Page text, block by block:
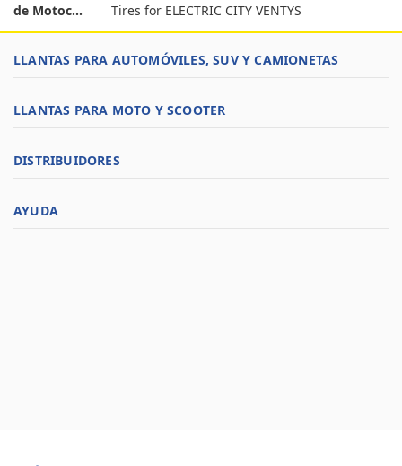
de Motoc...
Tires for ELECTRIC CITY VENTYS
LLANTAS PARA AUTOMÓVILES, SUV Y CAMIONETAS
LLANTAS PARA MOTO Y SCOOTER
DISTRIBUIDORES
AYUDA